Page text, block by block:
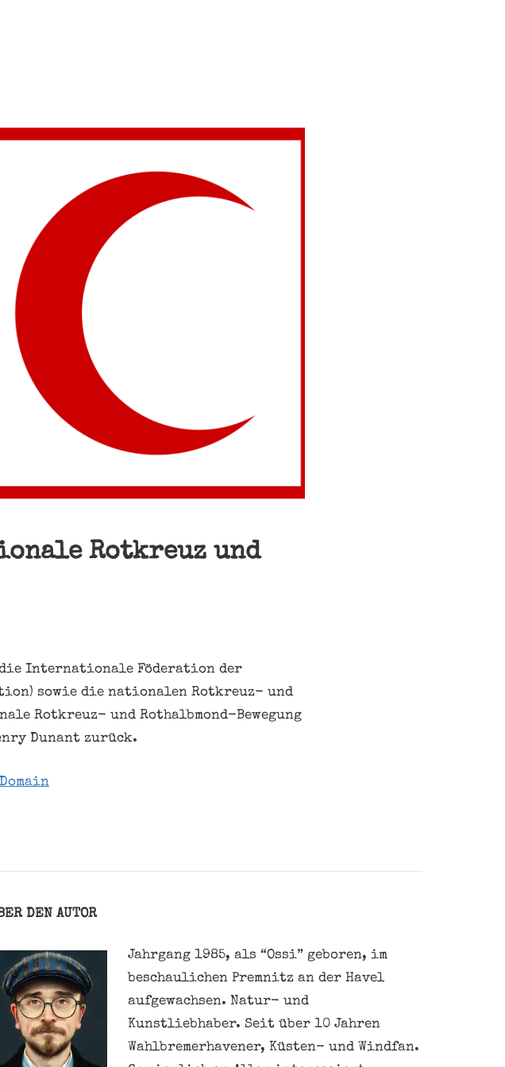
Rotkreuz und
die Internationale Föderation der
sowie die nationalen Rotkreuz- und
Rotkreuz- und Rothalbmond-Bewegung
Dunant zurück.
DEN AUTOR
Jahrgang 1985, als “Ossi” geboren, im
beschaulichen Premnitz an der Havel
aufgewachsen. Natur- und
Kunstliebhaber. Seit über 10 Jahren
Wahlbremerhavener, Küsten- und Windfan.